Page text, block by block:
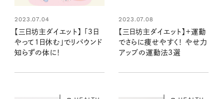
2023.07.04
【三日坊主ダイエット】 「３日
やって１日休む」でリバウンド
知らずの体に！
2023.07.08
【三日坊主ダイエット】＋運動
でさらに痩せやすく！ やせ力
アップの運動法３選